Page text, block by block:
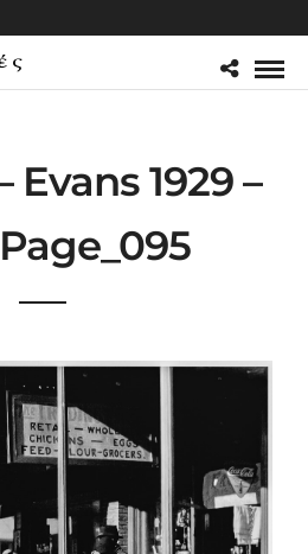
Evans 1929 –